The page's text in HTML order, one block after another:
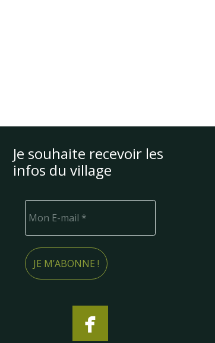
Je souhaite recevoir les
infos du village